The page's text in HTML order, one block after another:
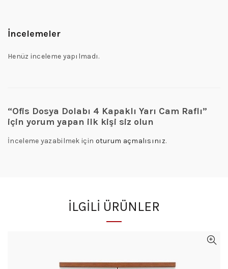
İncelemeler
Henüz inceleme yapılmadı.
“Ofis Dosya Dolabı 4 Kapaklı Yarı Cam Raflı”
için yorum yapan ilk kişi siz olun
İnceleme yazabilmek için oturum açmalısınız.
İLGILI ÜRÜNLER